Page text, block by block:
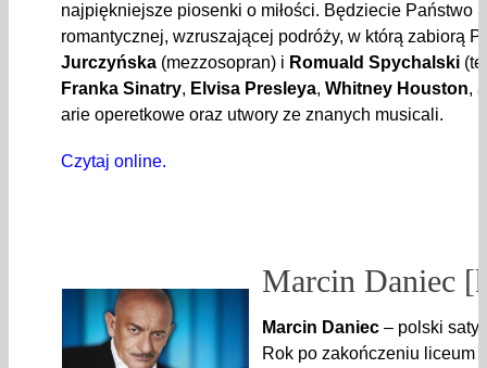
najpiękniejsze piosenki o miłości. Będziecie Państwo
romantycznej, wzruszającej podróży, w którą zabiorą
Jurczyńska (mezzosopran) i Romuald Spychalski
Franka Sinatry, Elvisa Presleya, Whitney Houston,
arie operetkowe oraz utwory ze znanych musicali.
Czytaj online.
Marcin Daniec
Marcin Daniec – polski
Rok po zakończeniu liceum